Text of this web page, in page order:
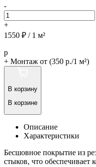
-
+
1550 ₽ / 1 м²
р
+ Монтаж от (350 р./1 м²)
В корзину
В корзине
Описание
Характеристики
Бесшовное покрытие из
стыков, что обеспечивает